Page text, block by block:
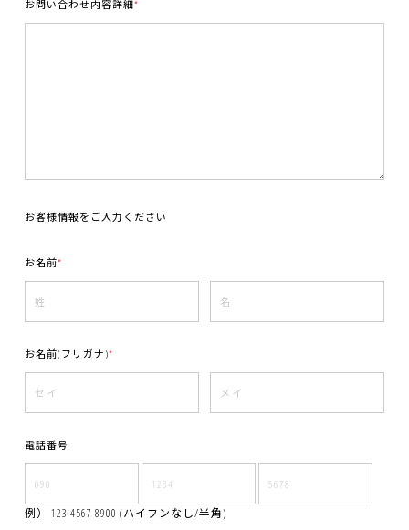
お問い合わせ内容詳細*
お客様情報をご入力ください
お名前*
お名前(フリガナ)*
電話番号
例） 123 4567 8900 (ハイフンなし/半角)